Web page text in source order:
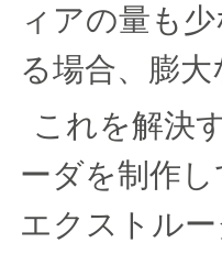
ィアの量も
る場合、膨
これを解決
ーダを制作
エクストル